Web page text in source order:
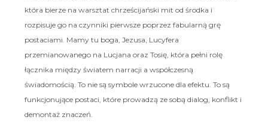
która bierze na warsztat chrześcijański mit od środka i
rozpisuje go na czynniki pierwsze poprzez fabularną grę
postaciami. Mamy tu boga, Jezusa, Lucyfera
przemianowanego na Lucjana oraz Tosię, która pełni rolę
łącznika między światem narracji a współczesną
świadomością. To nie są symbole wrzucone dla efektu. To są
funkcjonujące postaci, które prowadzą ze sobą dialog, konflikt i
demontaż znaczeń.